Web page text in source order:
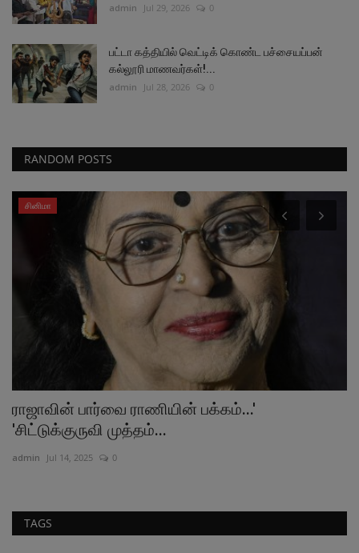
admin Jul 29, 2026 0
பட்டா கத்தியில் வெட்டிக் கொண்ட பச்சையப்பன்
கல்லூரி மாணவர்கள்!...
admin Jul 28, 2026 0
RANDOM POSTS
சினிமா
ராஜாவின் பார்வை ராணியின் பக்கம்...'
'சிட்டுக்குருவி முத்தம்...
admin Jul 14, 2025 0
TAGS